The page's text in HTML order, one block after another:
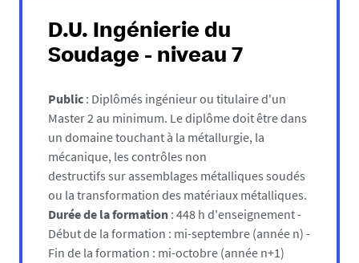
D.U. Ingénierie du
Soudage - niveau 7
Public : Diplômés ingénieur ou titulaire d'un
Master 2 au minimum. Le diplôme doit être dans
un domaine touchant à la métallurgie, la
mécanique, les contrôles non
destructifs sur assemblages métalliques soudés
ou la transformation des matériaux métalliques.
Durée de la formation : 448 h d'enseignement -
Début de la formation : mi-septembre (année n) -
Fin de la formation : mi-octobre (année n+1)